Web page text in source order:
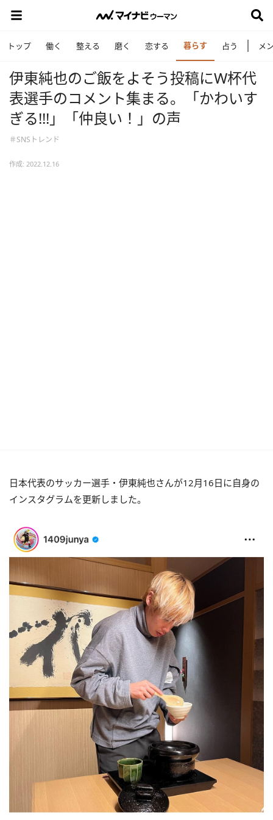
トップ 働く 整える 磨く 恋する 暮らす 占う メ
伊東純也のご飯をよそう投稿にW杯代
表選手のコメント集まる。「かわいす
ぎる!!!」「仲良い！」の声
＃SNSトレンド
作成: 2022.12.16
日本代表のサッカー選手・伊東純也さんが12月16日に自身の
インスタグラムを更新しました。